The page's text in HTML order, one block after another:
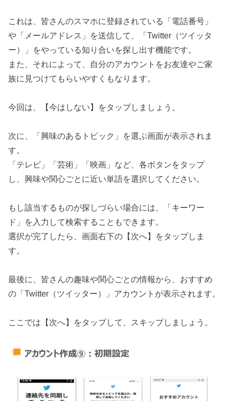
これは、皆さんのスマホに登録されている「電話番号」
や「メールアドレス」を送信して、「Twitter（ツイッタ
ー）」をやっている知り合いを探し出す機能です。
また、それによって、自分のアカウントをお友達やご家
族に見つけてもらいやすくもなります。
今回は、【今はしない】をタップしましょう。
次に、「興味のあるトピック」を選ぶ画面が表示されま
す。
「テレビ」「芸術」「映画」など、各ボタンをタップ
し、興味や関心ごとに近い単語を選択してください。
もし該当するものが探しづらい場合には、「キーワー
ド」を入力して検索することもできます。
選択が完了したら、画面右下の【次へ】をタップしま
す。
最後に、皆さんの趣味や関心ごとの情報から、おすすめ
の「Twitter（ツイッター）」アカウントが表示されます。
ここでは【次へ】をタップして、スキップしましょう。